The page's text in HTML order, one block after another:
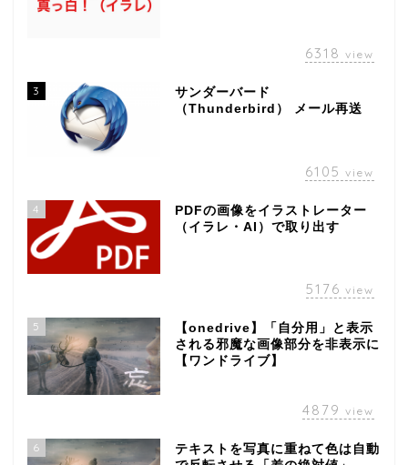
6318 view
3
サンダーバード
（Thunderbird） メール再送
6105 view
4
PDFの画像をイラストレーター
（イラレ・AI）で取り出す
5176 view
5
【onedrive】「自分用」と表示
される邪魔な画像部分を非表示に
【ワンドライブ】
4879 view
6
テキストを写真に重ねて色は自動